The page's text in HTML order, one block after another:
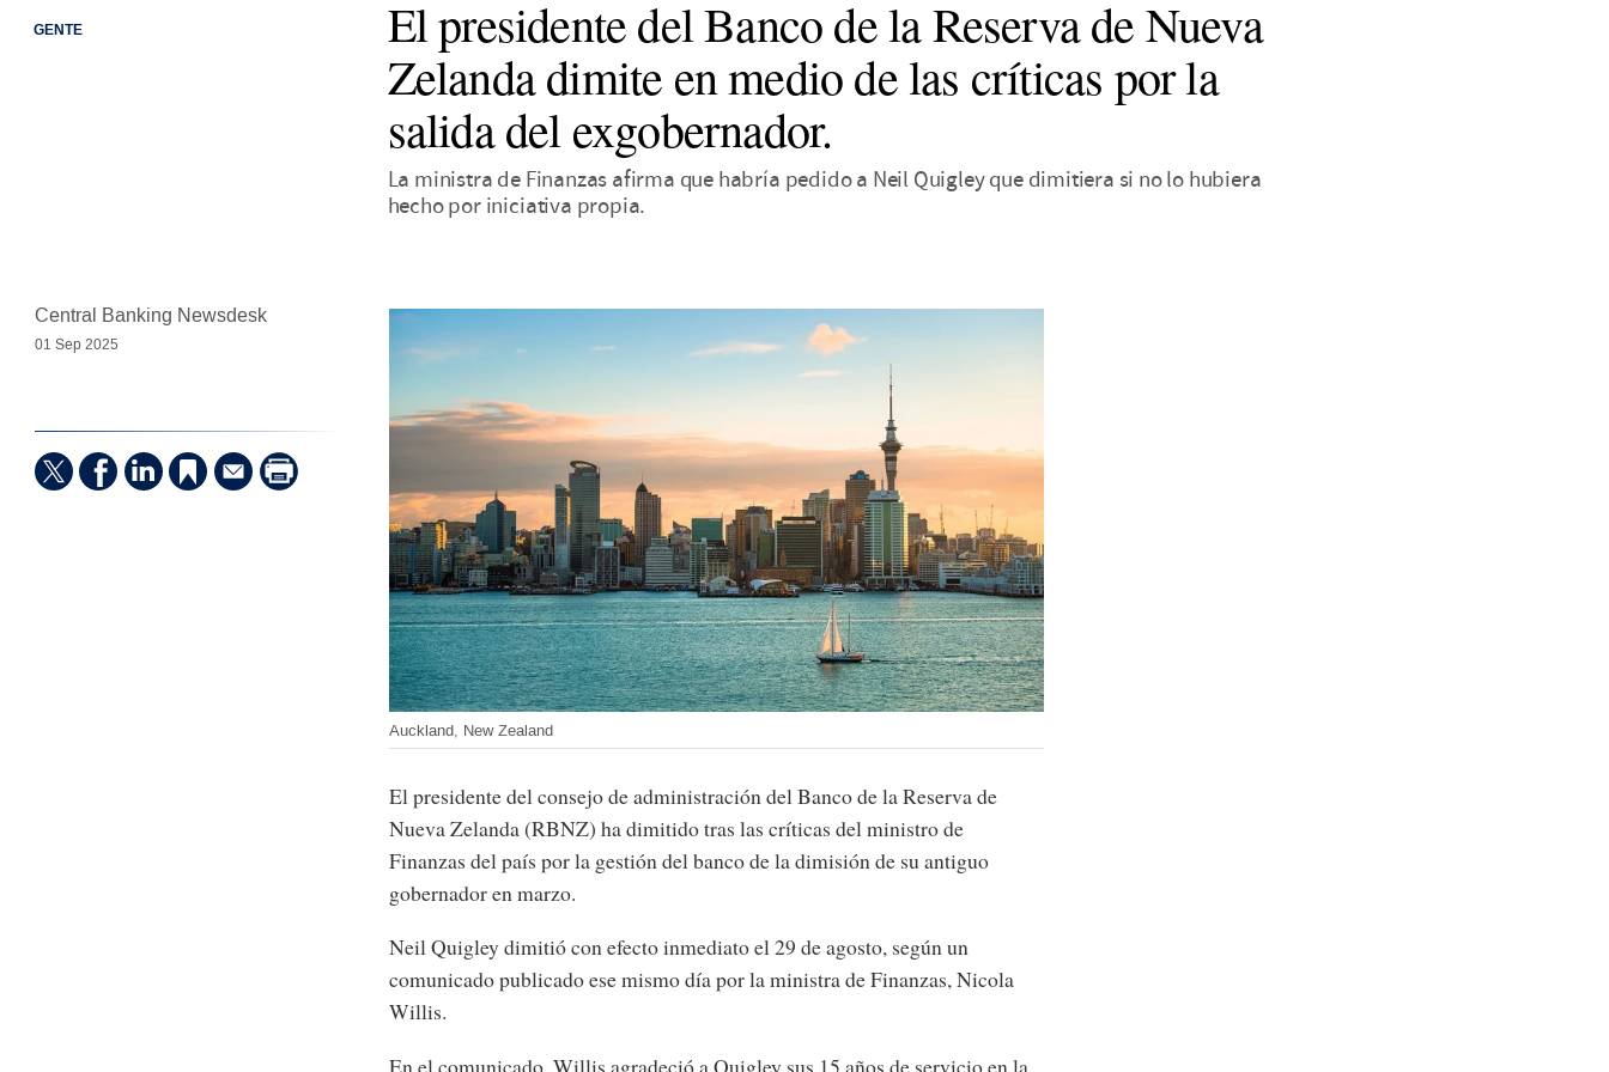
GENTE
El presidente del Banco de la Reserva de Nueva
Zelanda dimite en medio de las críticas por la
salida del exgobernador.
La ministra de Finanzas afirma que habría pedido a Neil Quigley que dimitiera si no lo hubiera
hecho por iniciativa propia.
Auckland, New Zealand
Central Banking Newsdesk
01 Sep 2025
El presidente del consejo de administración del Banco de la Reserva de
Nueva Zelanda (RBNZ) ha dimitido tras las críticas del ministro de
Finanzas del país por la gestión del banco de la dimisión de su antiguo
gobernador en marzo.
Neil Quigley dimitió con efecto inmediato el 29 de agosto, según un
comunicado publicado ese mismo día por la ministra de Finanzas, Nicola
Willis.
En el comunicado, Willis agradeció a Quigley sus 15 años de servicio en la